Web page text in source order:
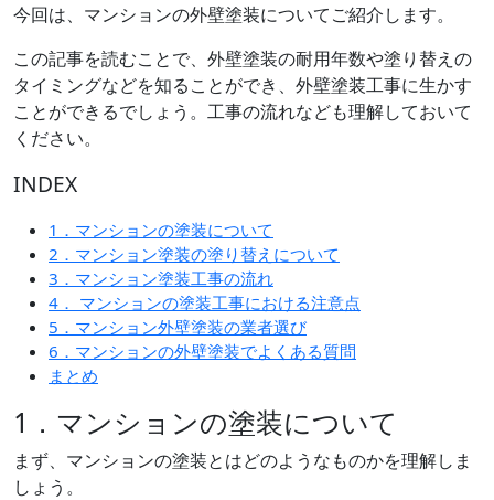
今回は、マンションの外壁塗装についてご紹介します。
この記事を読むことで、外壁塗装の耐用年数や塗り替えの
タイミングなどを知ることができ、外壁塗装工事に生かす
ことができるでしょう。工事の流れなども理解しておいて
ください。
INDEX
1．マンションの塗装について
2．マンション塗装の塗り替えについて
3．マンション塗装工事の流れ
4． マンションの塗装工事における注意点
5．マンション外壁塗装の業者選び
6．マンションの外壁塗装でよくある質問
まとめ
1．マンションの塗装について
まず、マンションの塗装とはどのようなものかを理解しま
しょう。